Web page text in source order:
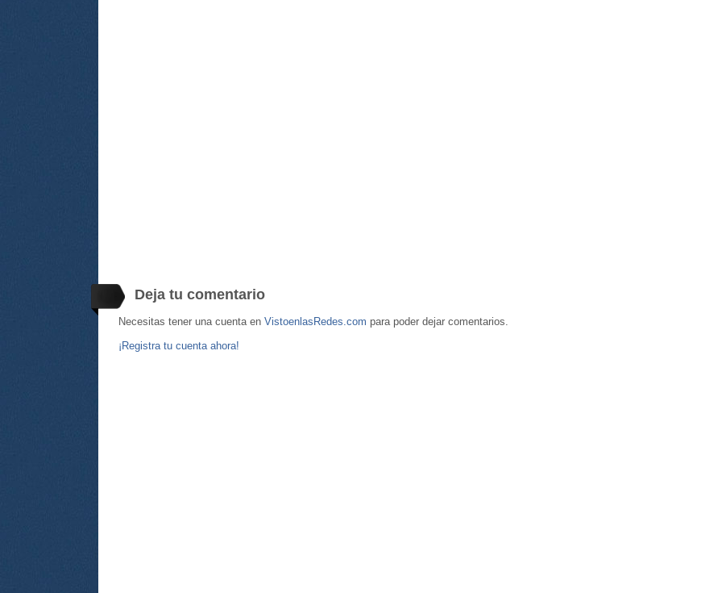
Deja tu comentario
Necesitas tener una cuenta en VistoenlasRedes.com para poder dejar comentarios.
¡Registra tu cuenta ahora!